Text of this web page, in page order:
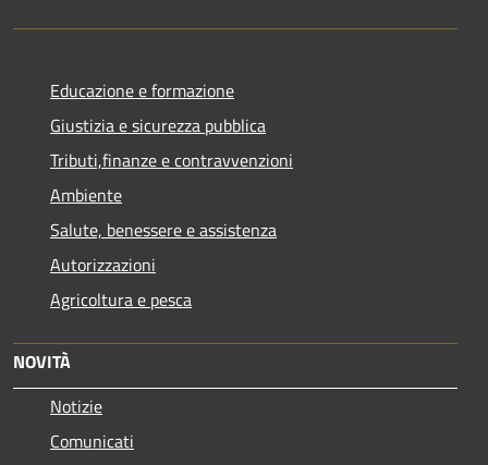
Educazione e formazione
Giustizia e sicurezza pubblica
Tributi,finanze e contravvenzioni
Ambiente
Salute, benessere e assistenza
Autorizzazioni
Agricoltura e pesca
NOVITÀ
Notizie
Comunicati